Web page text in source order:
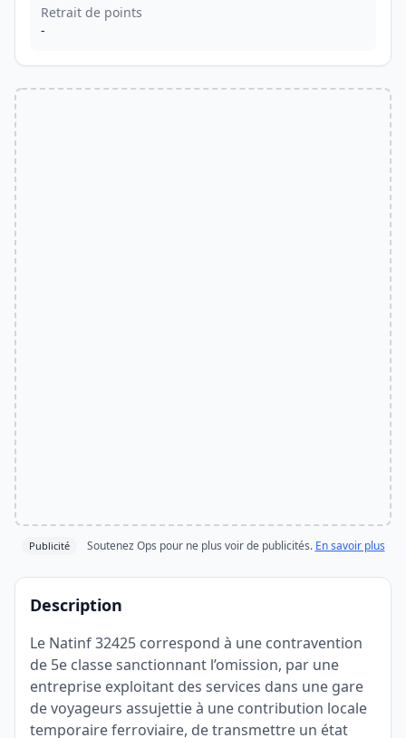
Retrait de points
-
Publicité Soutenez Ops pour ne plus voir de publicités. En savoir plus
Description
Le Natinf 32425 correspond à une contravention
de 5e classe sanctionnant l’omission, par une
entreprise exploitant des services dans une gare
de voyageurs assujettie à une contribution locale
temporaire ferroviaire, de transmettre un état